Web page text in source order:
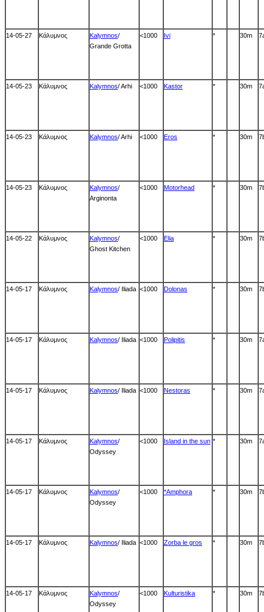
14-05-27 Κάλυμνος Kalymnos/
Grande Grotta
<1000 Ivi * 30m
14-05-23 Κάλυμνος Kalymnos/ Arhi <1000 Kastor * 30m
14-05-23 Κάλυμνος Kalymnos/ Arhi <1000 Eros * 30m
14-05-23 Κάλυμνος Kalymnos/
Arginonta
<1000 Motorhead * 30m
14-05-22 Κάλυμνος Kalymnos/
Ghost Kitchen
<1000 Elia * 30m
14-05-17 Κάλυμνος Kalymnos/ Iliada <1000 Dolonas * 30m
14-05-17 Κάλυμνος Kalymnos/ Iliada <1000 Polipitis * 30m
14-05-17 Κάλυμνος Kalymnos/ Iliada <1000 Nestoras * 30m
14-05-17 Κάλυμνος Kalymnos/
Odyssey
<1000 Island in the sun * 30m
14-05-17 Κάλυμνος Kalymnos/
Odyssey
<1000 *Amphora * 30m
14-05-17 Κάλυμνος Kalymnos/ Iliada <1000 Zorba le gros * 30m
14-05-17 Κάλυμνος Kalymnos/
Odyssey
<1000 Kulturistika * 30m